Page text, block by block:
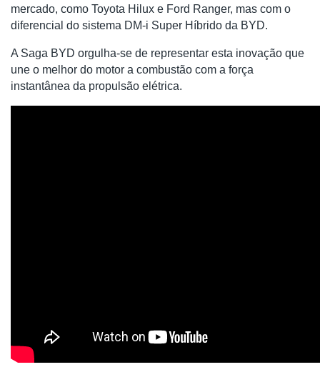
mercado, como Toyota Hilux e Ford Ranger, mas com o
diferencial do sistema DM-i Super Híbrido da BYD.
A Saga BYD orgulha-se de representar esta inovação que
une o melhor do motor a combustão com a força
instantânea da propulsão elétrica.